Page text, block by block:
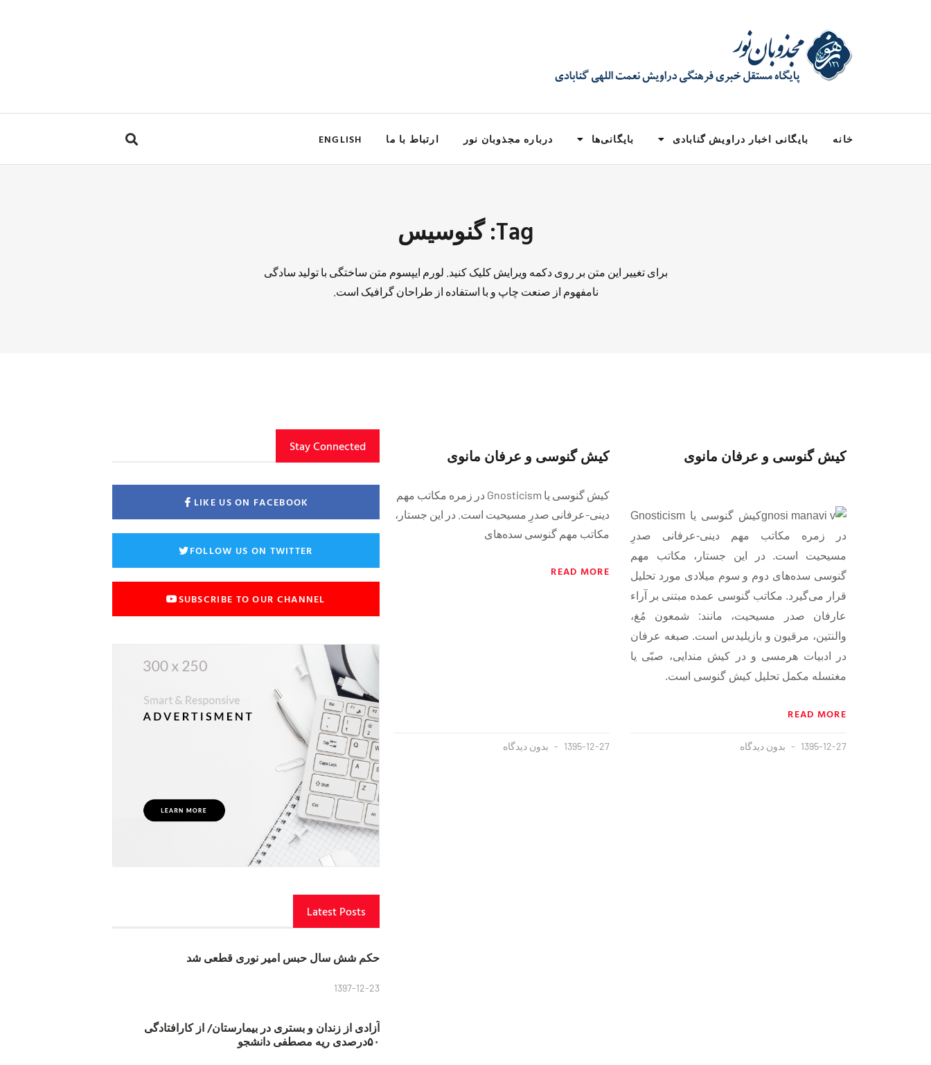
خانه بایگانی اخبار دراویش گنابادی بایگانی‌ها درباره مجذوبان نور ارتباط با ما ENGLISH
Tag: گنوسیس
برای تغییر این متن بر روی دکمه ویرایش کلیک کنید. لورم ایپسوم متن ساختگی با تولید سادگی
نامفهوم از صنعت چاپ و با استفاده از طراحان گرافیک است.
کیش گنوسى و عرفان مانوى
کیش گنوسى یا Gnosticism
در زمره مکاتب مهم دینى-عرفانى صدرِ
مسیحیت است. در این جستار، مکاتب مهم
گنوسى سده‌هاى دوم و سوم میلادى مورد تحلیل
قرار مى‌گیرد. مکاتب گنوسى عمده مبتنى بر آراء
عارفان صدر مسیحیت، مانند: شمعون مُغ،
والنتین، مرقیون و بازیلیدس است. صبغه عرفان
در ادبیات هرمسى و در کیش مندایى، صبّى یا
مغتسله مکمل تحلیل کیش گنوسى است.
READ MORE
1395-12-27 بدون دیدگاه
کیش گنوسى و عرفان مانوى
کیش گنوسى یا Gnosticism در زمره مکاتب مهم
دینى-عرفانى صدرِ مسیحیت است. در این جستار،
مکاتب مهم گنوسى سده‌هاى
READ MORE
1395-12-27 بدون دیدگاه
Stay Connected
LIKE US ON FACEBOOK
FOLLOW US ON TWITTER
SUBSCRIBE TO OUR CHANNEL
Latest Posts
حکم شش سال حبس امیر نوری قطعی شد
1397-12-23
آزادی از زندان و بستری در بیمارستان/ از کارافتادگی
۵۰درصدی ریه مصطفی دانشجو